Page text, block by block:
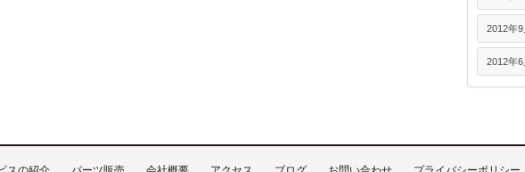
2012年9
2012年6